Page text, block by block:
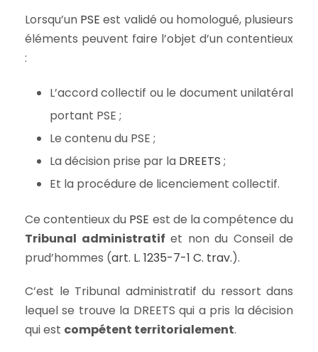
Lorsqu’un PSE est validé ou homologué, plusieurs
éléments peuvent faire l’objet d’un contentieux
:
L’accord collectif ou le document unilatéral
portant PSE ;
Le contenu du PSE ;
La décision prise par la DREETS ;
Et la procédure de licenciement collectif.
Ce contentieux du PSE est de la compétence du
Tribunal administratif et non du Conseil de
prud’hommes (art. L. 1235-7-1 C. trav.).
C’est le Tribunal administratif du ressort dans
lequel se trouve la DREETS qui a pris la décision
qui est compétent territorialement.